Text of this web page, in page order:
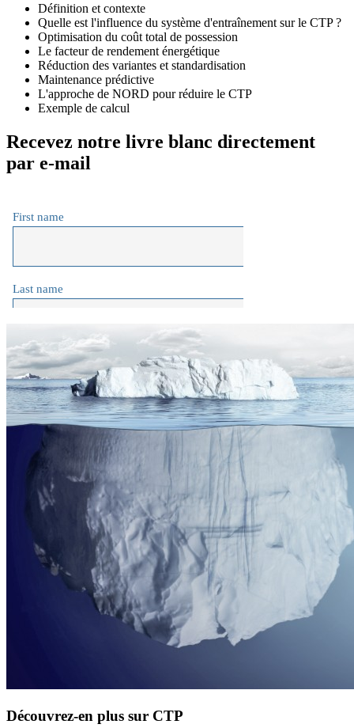
Définition et contexte
Quelle est l'influence du système d'entraînement sur le CTP ?
Optimisation du coût total de possession
Le facteur de rendement énergétique
Réduction des variantes et standardisation
Maintenance prédictive
L'approche de NORD pour réduire le CTP
Exemple de calcul
Recevez notre livre blanc directement
par e-mail
Découvrez-en plus sur CTP